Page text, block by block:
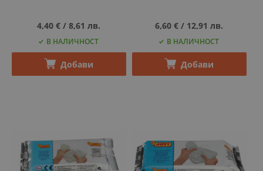
4,40 € ‎/‎ 8,61 лв.
В НАЛИЧНОСТ
Добави
6,60 € ‎/‎ 12,91 лв.
В НАЛИЧНОСТ
Добави